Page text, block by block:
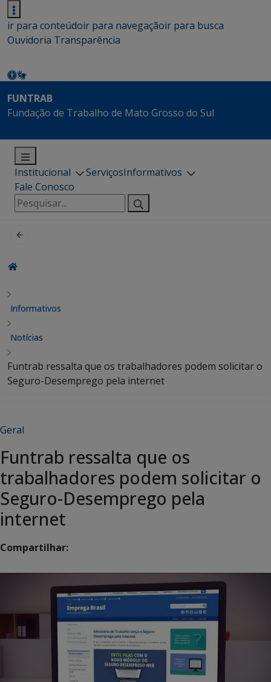
ir para conteúdoir para navegaçãoir para busca
Ouvidoria Transparência
FUNTRAB
Fundação de Trabalho de Mato Grosso do Sul
Institucional ServiçosInformativos
Fale Conosco
Pesquisar
por:
Informativos
Notícias
Funtrab ressalta que os trabalhadores podem solicitar o
Seguro-Desemprego pela internet
Geral
Funtrab ressalta que os
trabalhadores podem solicitar o
Seguro-Desemprego pela
internet
Compartilhar: